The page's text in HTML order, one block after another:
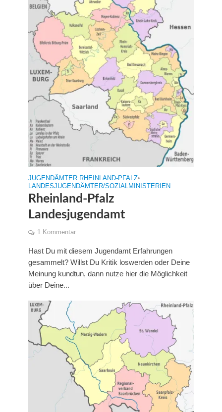
JUGENDÄMTER RHEINLAND-PFALZ•
LANDESJUGENDÄMTER/SOZIALMINISTERIEN
Rheinland-Pfalz
Landesjugendamt
1 Kommentar
Hast Du mit diesem Jugendamt Erfahrungen
gesammelt? Willst Du Kritik loswerden oder Deine
Meinung kundtun, dann nutze hier die Möglichkeit
über Deine...